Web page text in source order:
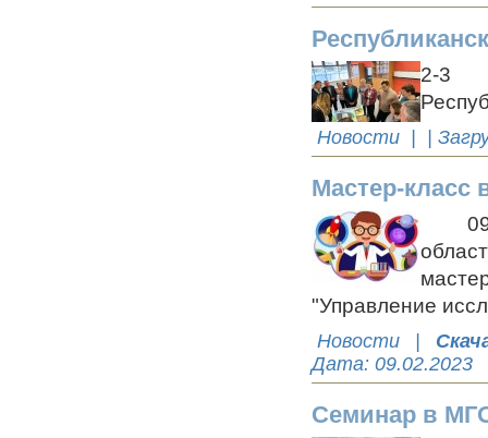
2-3
Новости | |
Мастер-класс
09
"Управление
Новости
Дата: 09.02.2023
Семинар в